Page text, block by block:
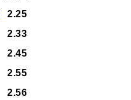
2.25
2.33
2.45
2.55
2.56